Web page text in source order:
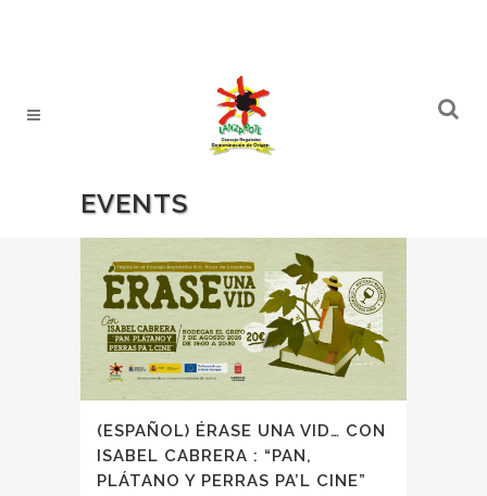
EVENTS
(ESPAÑOL) ÉRASE UNA VID… CON
ISABEL CABRERA : “PAN,
PLÁTANO Y PERRAS PA’L CINE”